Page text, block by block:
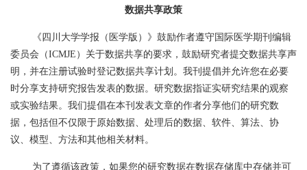
数据共享政策
《四川大学学报（医学版）》鼓励作者遵守国际医学期刊编辑
委员会（ICMJE）关于数据共享的要求， 鼓励研究者提交数据共享声
明，并在注册试验时登记数据共享计划。我刊提倡并允许您在必要
时分享支持研究报告发表的数据。研究数据指证实研究结果的观察
或实验结果。我们提倡在本刊发表文章的作者分享他们的研究数
据，包括但不仅限于原始数据、处理后的数据、软件、算法、协
议、模型、方法和其他相关材料。
为了遵循该政策，如果您的研究数据在数据存储库中存储并可